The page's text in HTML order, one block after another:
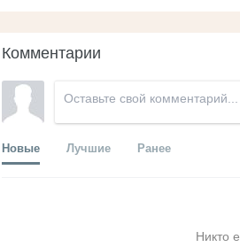
Комментарии
Новые Лучшие Ранее
Никто